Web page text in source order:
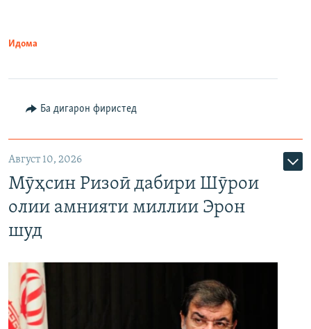
Идома
Ба дигарон фиристед
Август 10, 2026
Мӯҳсин Ризоӣ дабири Шӯрои
олии амнияти миллии Эрон
шуд